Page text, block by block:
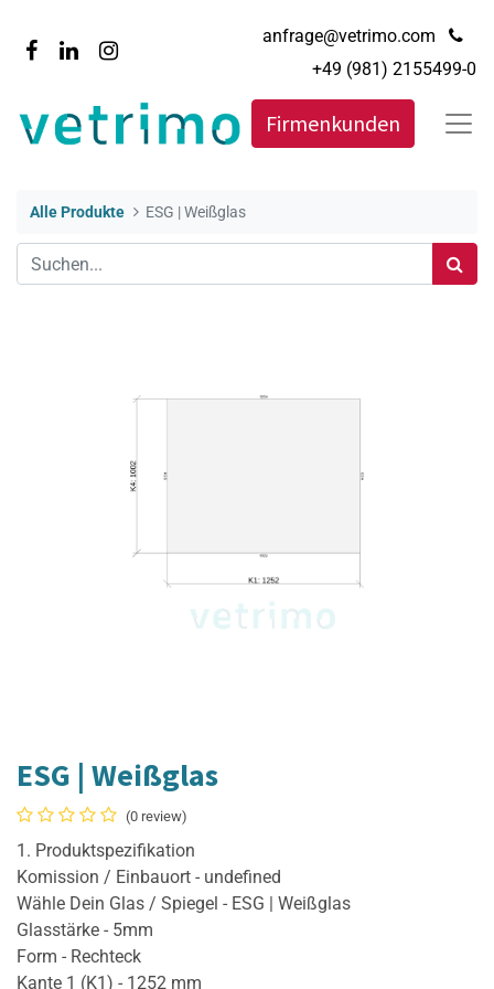
anfrage@vetrimo.com
+49 (981) 2155499-0
Firmenkunden
Alle Produkte ESG | Weißglas
ESG | Weißglas
(0 review)
1. Produktspezifikation
Komission / Einbauort - undefined
Wähle Dein Glas / Spiegel - ESG | Weißglas
Glasstärke - 5mm
Form - Rechteck
Kante 1 (K1) - 1252 mm